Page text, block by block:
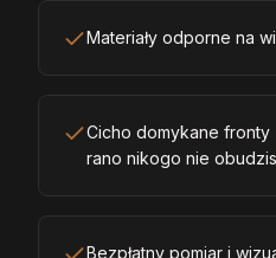
Materiały odporne na
Cicho domykane
rano nikogo nie
Bezpłatny pomiar i